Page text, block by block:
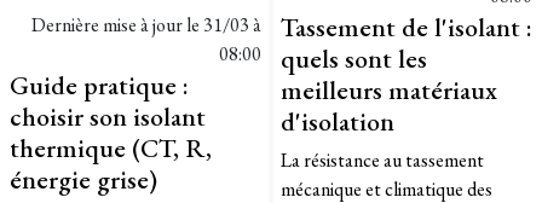
Dernière mise à jour le 31/03 à
08:00
Guide pratique :
choisir son isolant
thermique (CT, R,
énergie grise)
Tassement de l'isolant :
quels sont les
meilleurs matériaux
d'isolation
La résistance au tassement
mécanique et climatique des